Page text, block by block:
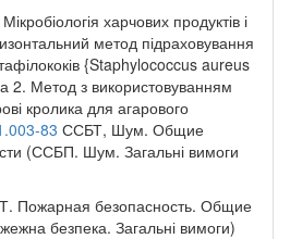
харчових продуктів і
метод підраховування
{Staphylococcus aureus
2. Метод з використовуванням
кролика для агарового
83 ССБТ, Шум. Общие
(ССБП. Шум. Загальні вимоги
Пожарная безопасность. Общие
безпека. Загальні вимоги)